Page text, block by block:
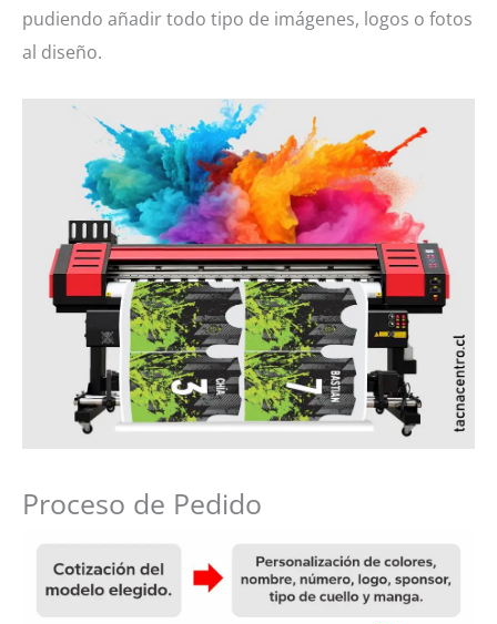
pudiendo añadir todo tipo de imágenes, logos o fotos
al diseño.
Proceso de Pedido